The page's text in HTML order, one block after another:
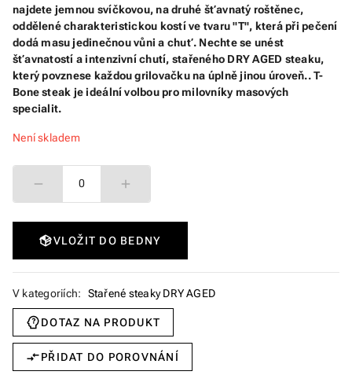
najdete jemnou svíčkovou, na druhé šťavnatý roštěnec,
oddělené charakteristickou kostí ve tvaru "T", která při pečení
dodá masu jedinečnou vůni a chuť. Nechte se unést
šťavnatostí a intenzivní chutí, stařeného DRY AGED steaku,
který povznese každou grilovačku na úplně jinou úroveň.. T-
Bone steak je ideální volbou pro milovníky masových
specialit.
Není skladem
0
VLOŽIT DO BEDNY
V kategoriích: Stařené steaky DRY AGED
DOTAZ NA PRODUKT
PŘIDAT DO POROVNÁNÍ